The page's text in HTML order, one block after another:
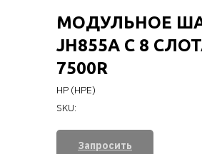
МОДУЛЬНОЕ
JH855A С 8
7500R
HP (HPE)
SKU:
Запросить